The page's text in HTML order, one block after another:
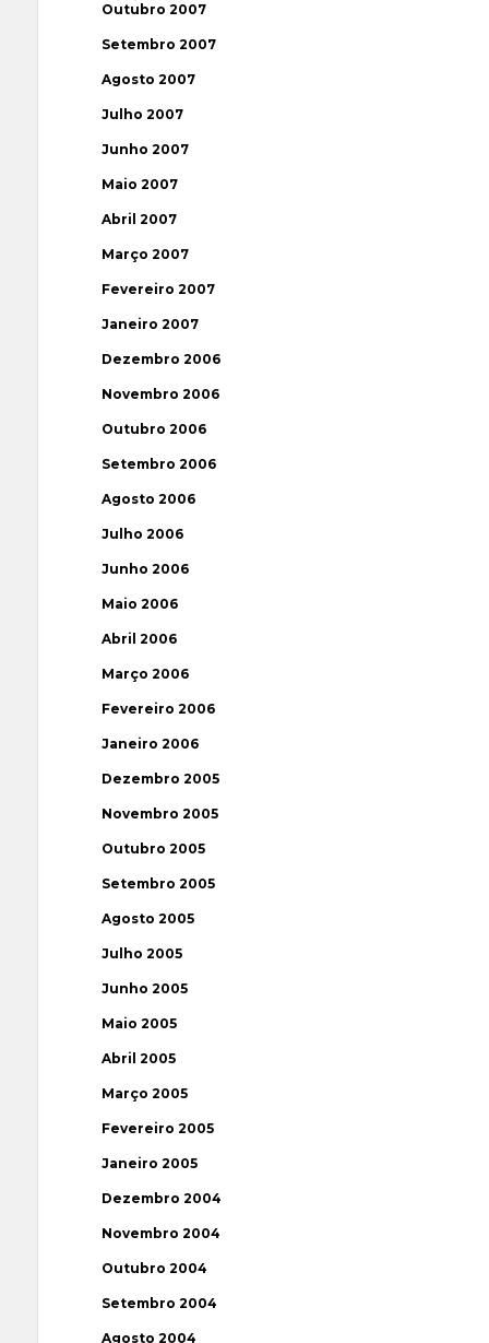
Outubro 2007
Setembro 2007
Agosto 2007
Julho 2007
Junho 2007
Maio 2007
Abril 2007
Março 2007
Fevereiro 2007
Janeiro 2007
Dezembro 2006
Novembro 2006
Outubro 2006
Setembro 2006
Agosto 2006
Julho 2006
Junho 2006
Maio 2006
Abril 2006
Março 2006
Fevereiro 2006
Janeiro 2006
Dezembro 2005
Novembro 2005
Outubro 2005
Setembro 2005
Agosto 2005
Julho 2005
Junho 2005
Maio 2005
Abril 2005
Março 2005
Fevereiro 2005
Janeiro 2005
Dezembro 2004
Novembro 2004
Outubro 2004
Setembro 2004
Agosto 2004